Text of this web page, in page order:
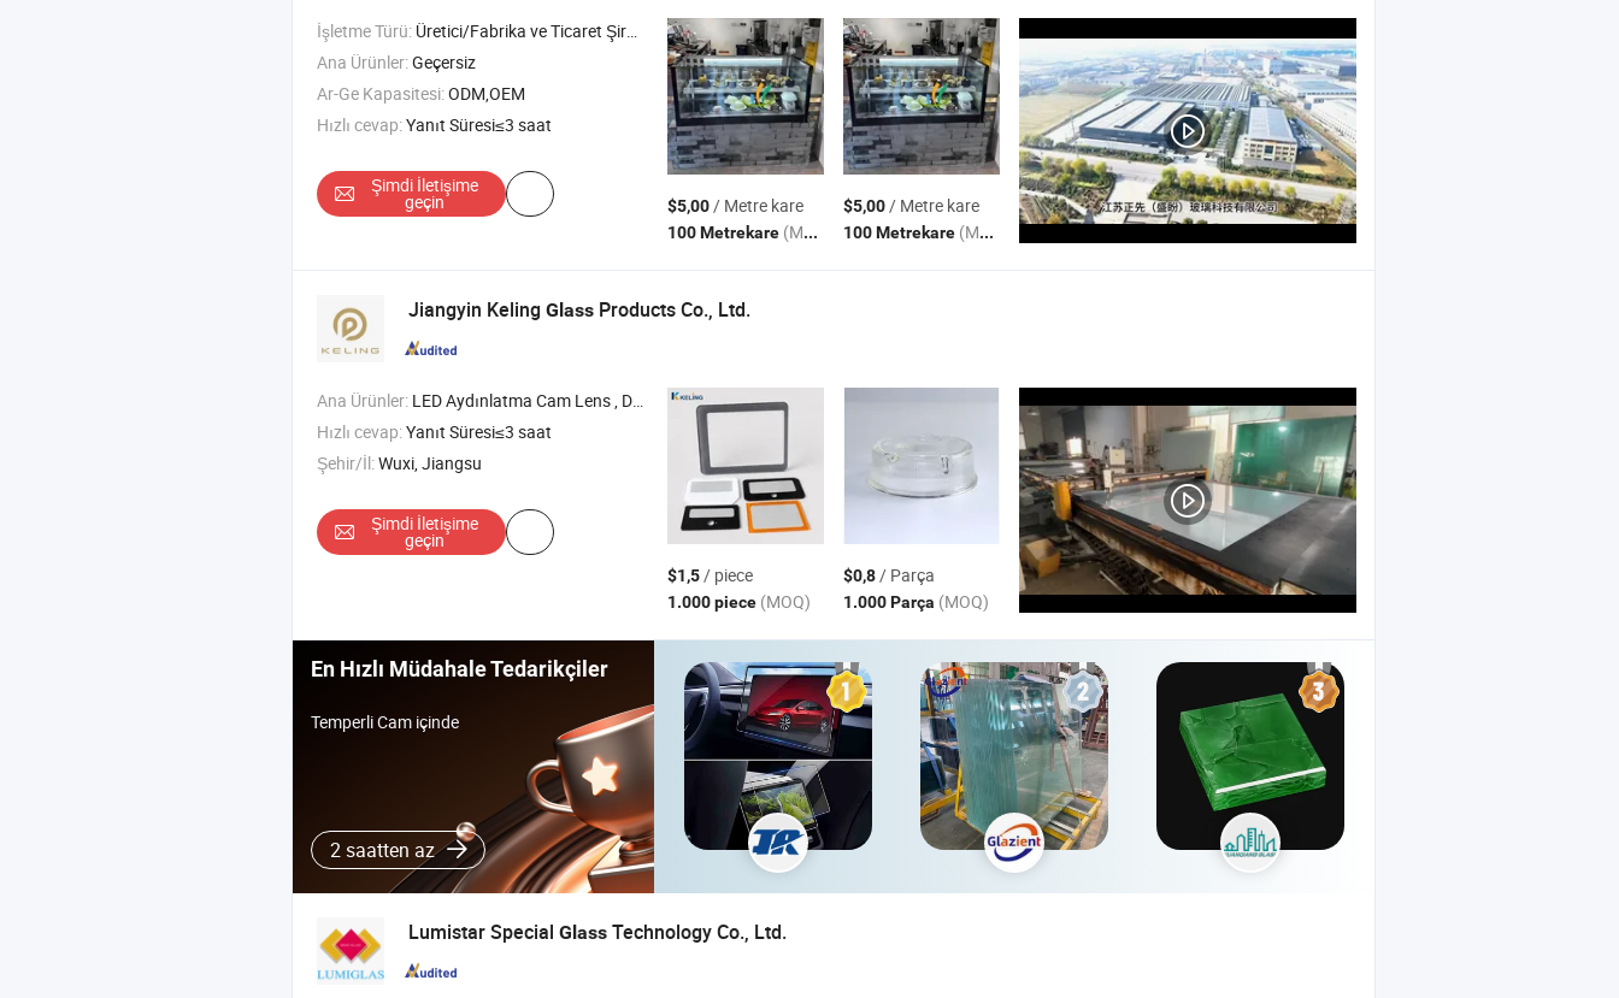
İşletme Türü: Üretici/Fabrika ve Ticaret Şirketi
Ana Ürünler:Geçersiz
Ar-Ge Kapasitesi:ODM,OEM
Hızlı cevap:Yanıt Süresi≤3 saat
Şimdi İletişime
geçin $5,00/ Metre kare
100 Metrekare (MOQ)
$5,00/ Metre kare
100 Metrekare (MOQ)
Jiangyin Keling Glass Products Co., Ltd.
Ana Ürünler: LED Aydınlatma Cam Lens , Dış Mekan Aydınlatma Cam Kapağı , Borosilikat Cam Lens , Patlama Dayanıklı Işık Camı , Sokak Lambası Cam Lens
Hızlı cevap:Yanıt Süresi≤3 saat
Şehir/İl:Wuxi, Jiangsu
Şimdi İletişime
geçin
$1,5/ piece
1.000 piece (MOQ)
$0,8/ Parça
1.000 Parça (MOQ)
En Hızlı Müdahale Tedarikçiler
Temperli Cam içinde
2 saatten az
Lumistar Special Glass Technology Co., Ltd.